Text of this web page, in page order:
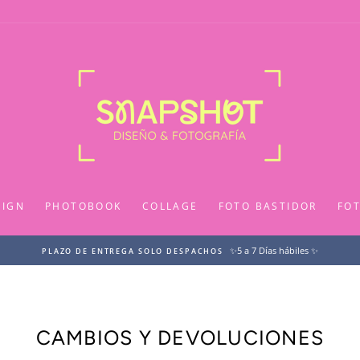
PHOTOBOOK COLLAGE FOTO BASTIDOR
PLAZO DE ENTREGA SOLO DESPACHOS ✨5 a 7 Días hábiles ✨
CAMBIOS Y DEVOLUCIONES